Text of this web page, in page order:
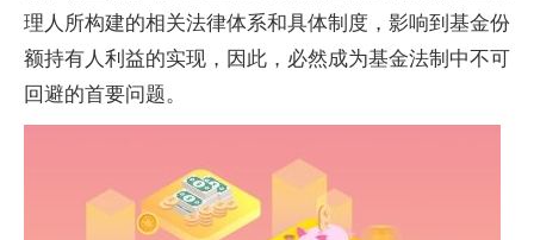
理人所构建的相关法律体系和具体制度，影响到基金份
额持有人利益的实现，因此，必然成为基金法制中不可
回避的首要问题。